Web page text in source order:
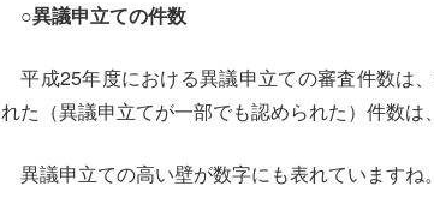
○異議申立ての件数
平成25年度における異議申立ての審査件数は
れた（異議申立てが一部でも認められた）件数は
異議申立ての高い壁が数字にも表れていますね。